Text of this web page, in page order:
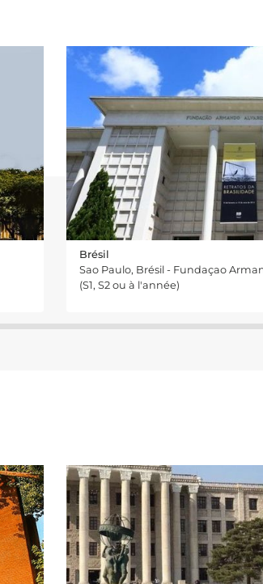
Brésil
Sao Paulo, Brésil - Fundaçao
(S1, S2 ou à l'année)